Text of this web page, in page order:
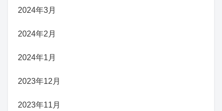
2024年3月
2024年2月
2024年1月
2023年12月
2023年11月